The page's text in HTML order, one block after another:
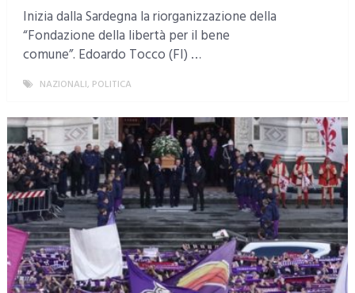
Inizia dalla Sardegna la riorganizzazione della
“Fondazione della libertà per il bene
comune”. Edoardo Tocco (FI) …
NAZIONALI, POLITICA